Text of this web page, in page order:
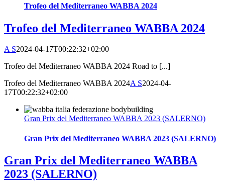
Trofeo del Mediterraneo WABBA 2024
Trofeo del Mediterraneo WABBA 2024
A S2024-04-17T00:22:32+02:00
Trofeo del Mediterraneo WABBA 2024 Road to [...]
Trofeo del Mediterraneo WABBA 2024A S2024-04-
17T00:22:32+02:00
Gran Prix del Mediterraneo WABBA 2023 (SALERNO)
Gran Prix del Mediterraneo WABBA 2023 (SALERNO)
Gran Prix del Mediterraneo WABBA
2023 (SALERNO)